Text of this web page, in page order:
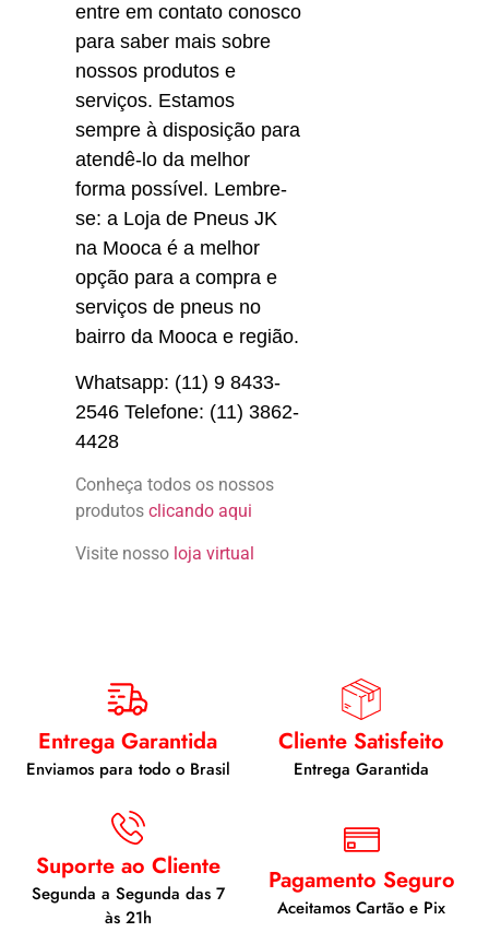
entre em contato conosco
para saber mais sobre
nossos produtos e
serviços. Estamos
sempre à disposição para
atendê-lo da melhor
forma possível. Lembre-
se: a Loja de Pneus JK
na Mooca é a melhor
opção para a compra e
serviços de pneus no
bairro da Mooca e região.
Whatsapp: (11) 9 8433-
2546 Telefone: (11) 3862-
4428
Conheça todos os nossos
produtosclicando aqui
Visite nosso loja virtual
Entrega Garantida
Enviamos para todo o Brasil
Cliente Satisfeito
Entrega Garantida
Suporte ao Cliente
Segunda a Segunda das 7
às 21h
Pagamento Seguro
Aceitamos Cartão e Pix